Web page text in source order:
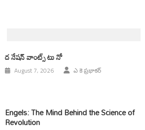
ద నేషన్ వాంట్స్ టు నో
August 7, 2026 ఎ కె ప్రభాకర్
Engels: The Mind Behind the Science of
Revolution